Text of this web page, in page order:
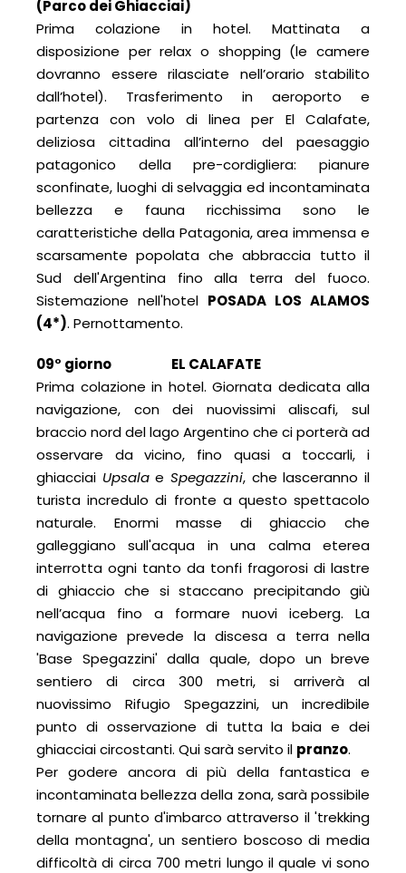
(Parco dei Ghiacciai)
Prima colazione in hotel. Mattinata a
disposizione per relax o shopping (le camere
dovranno essere rilasciate nell’orario stabilito
dall’hotel). Trasferimento in aeroporto e
partenza con volo di linea per El Calafate,
deliziosa cittadina all’interno del paesaggio
patagonico della pre-cordigliera: pianure
sconfinate, luoghi di selvaggia ed incontaminata
bellezza e fauna ricchissima sono le
caratteristiche della Patagonia, area immensa e
scarsamente popolata che abbraccia tutto il
Sud dell'Argentina fino alla terra del fuoco.
Sistemazione nell'hotel POSADA LOS ALAMOS
(4*). Pernottamento.
09° giorno EL CALAFATE
Prima colazione in hotel. Giornata dedicata alla
navigazione, con dei nuovissimi aliscafi, sul
braccio nord del lago Argentino che ci porterà ad
osservare da vicino, fino quasi a toccarli, i
ghiacciai UpsalaeSpegazzini, che lasceranno il
turista incredulo di fronte a questo spettacolo
naturale. Enormi masse di ghiaccio che
galleggiano sull'acqua in una calma eterea
interrotta ogni tanto da tonfi fragorosi di lastre
di ghiaccio che si staccano precipitando giù
nell’acqua fino a formare nuovi iceberg. La
navigazione prevede la discesa a terra nella
'Base Spegazzini' dalla quale, dopo un breve
sentiero di circa 300 metri, si arriverà al
nuovissimo Rifugio Spegazzini, un incredibile
punto di osservazione di tutta la baia e dei
ghiacciai circostanti. Qui sarà servito il pranzo.
Per godere ancora di più della fantastica e
incontaminata bellezza della zona, sarà possibile
tornare al punto d'imbarco attraverso il 'trekking
della montagna', un sentiero boscoso di media
difficoltà di circa 700 metri lungo il quale vi sono